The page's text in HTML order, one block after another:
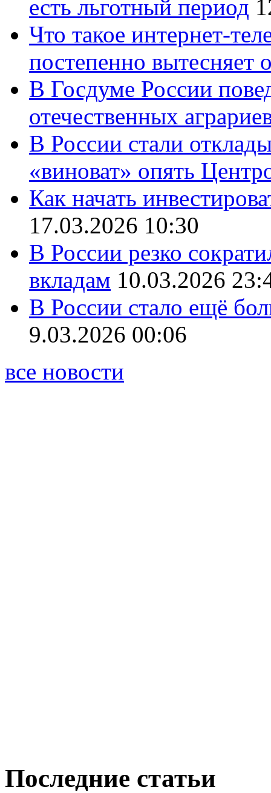
есть льготный период
Что такое интернет-
постепенно вытесняет
В Госдуме России
отечественных
В России стали
«виноват» опять
Как начать
17.03.2026 10:30
В России резко
вкладам 10.03.2026
В России стало ещё
9.03.2026 00:06
все новости
Последние статьи